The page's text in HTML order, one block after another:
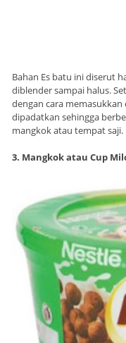
Bahan Es batu ini diserut
diblender sampai halus.
dengan cara
dipadatkan sehingga
mangkok atau tempat saji.
3. Mangkok atau Cup